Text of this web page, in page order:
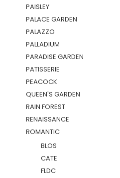
PAISLEY
PALACE GARDEN
PALAZZO
PALLADIUM
PARADISE GARDEN
PATISSERIE
PEACOCK
QUEEN'S GARDEN
RAIN FOREST
RENAISSANCE
ROMANTIC
BLOS
CATE
FLDC